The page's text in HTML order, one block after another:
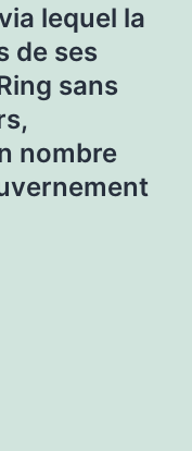
lequel la
de ses
sans
nombre